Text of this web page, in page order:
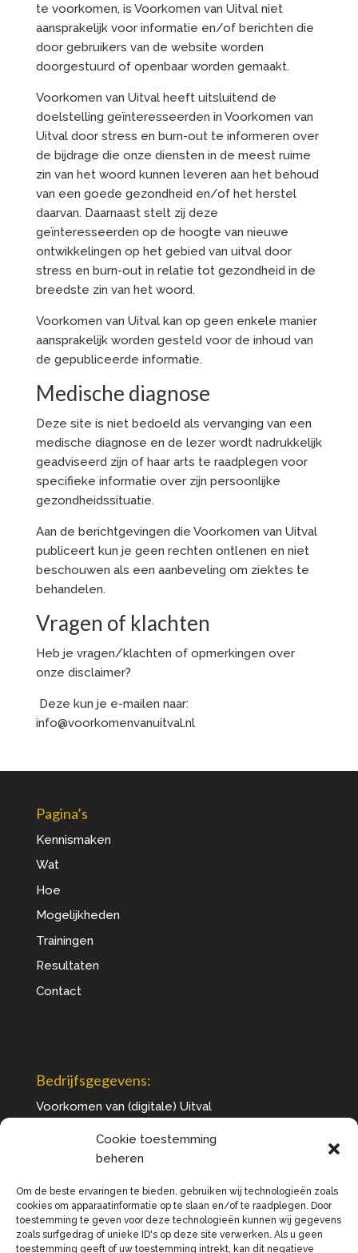
Cookie toestemming
beheren
Om de beste ervaringen te bieden, gebruiken wij technologieën zoals
cookies om apparaatinformatie op te slaan en/of te raadplegen. Door
toestemming te geven voor deze technologieën kunnen wij gegevens
zoals surfgedrag of unieke ID's op deze site verwerken. Als u geen
toestemming geeft of uw toestemming intrekt, kan dit negatieve
te voorkomen, is Voorkomen van Uitval niet
aansprakelijk voor informatie en/of berichten die
door gebruikers van de website worden
doorgestuurd of openbaar worden gemaakt.
Voorkomen van Uitval heeft uitsluitend de
doelstelling geïnteresseerden in Voorkomen van
Uitval door stress en burn-out te informeren over
de bijdrage die onze diensten in de meest ruime
zin van het woord kunnen leveren aan het behoud
van een goede gezondheid en/of het herstel
daarvan. Daarnaast stelt zij deze
geïnteresseerden op de hoogte van nieuwe
ontwikkelingen op het gebied van uitval door
stress en burn-out in relatie tot gezondheid in de
breedste zin van het woord.
Voorkomen van Uitval kan op geen enkele manier
aansprakelijk worden gesteld voor de inhoud van
de gepubliceerde informatie.
Medische diagnose
Deze site is niet bedoeld als vervanging van een
medische diagnose en de lezer wordt nadrukkelijk
geadviseerd zijn of haar arts te raadplegen voor
specifieke informatie over zijn persoonlijke
gezondheidssituatie.
Aan de berichtgevingen die Voorkomen van Uitval
publiceert kun je geen rechten ontlenen en niet
beschouwen als een aanbeveling om ziektes te
behandelen.
Vragen of klachten
Heb je vragen/klachten of opmerkingen over
onze disclaimer?
Deze kun je e-mailen naar:
info@voorkomenvanuitval.nl
Pagina’s
Kennismaken
Wat
Hoe
Mogelijkheden
Trainingen
Resultaten
Contact
Bedrijfsgegevens:
Voorkomen van (digitale) Uitval
info@voorkomenvanuitval.nl
www.voorkomenvanuitval.nl
KvK 71720758